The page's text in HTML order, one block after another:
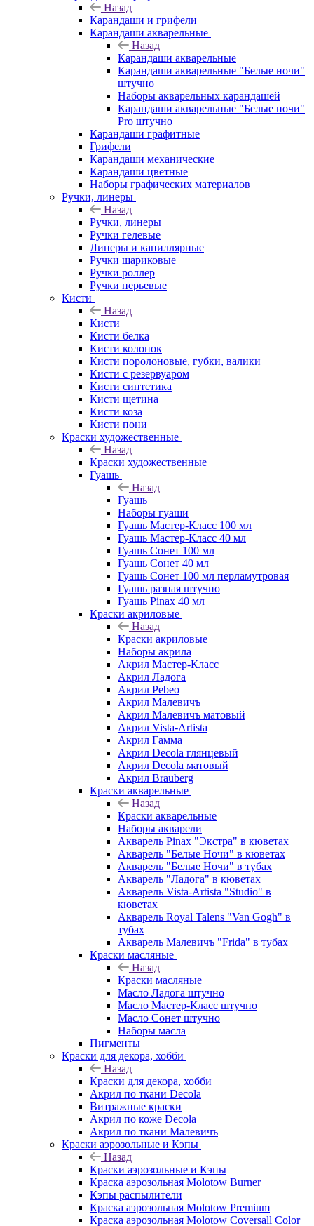
Назад
Карандаши и грифели
Карандаши акварельные
Назад
Карандаши акварельные
Карандаши акварельные "Белые ночи"
штучно
Наборы акварельных карандашей
Карандаши акварельные "Белые ночи"
Pro штучно
Карандаши графитные
Грифели
Карандаши механические
Карандаши цветные
Наборы графических материалов
Ручки, линеры
Назад
Ручки, линеры
Ручки гелевые
Линеры и капиллярные
Ручки шариковые
Ручки роллер
Ручки перьевые
Кисти
Назад
Кисти
Кисти белка
Кисти колонок
Кисти поролоновые, губки, валики
Кисти с резервуаром
Кисти синтетика
Кисти щетина
Кисти коза
Кисти пони
Краски художественные
Назад
Краски художественные
Гуашь
Назад
Гуашь
Наборы гуаши
Гуашь Мастер-Класс 100 мл
Гуашь Мастер-Класс 40 мл
Гуашь Сонет 100 мл
Гуашь Сонет 40 мл
Гуашь Сонет 100 мл перламутровая
Гуашь разная штучно
Гуашь Pinax 40 мл
Краски акриловые
Назад
Краски акриловые
Наборы акрила
Акрил Мастер-Класс
Акрил Ладога
Акрил Pebeo
Акрил Малевичъ
Акрил Малевичъ матовый
Акрил Vista-Artista
Акрил Гамма
Акрил Decola глянцевый
Акрил Decola матовый
Акрил Brauberg
Краски акварельные
Назад
Краски акварельные
Наборы акварели
Акварель Pinax "Экстра" в кюветах
Акварель "Белые Ночи" в кюветах
Акварель "Белые Ночи" в тубах
Акварель "Ладога" в кюветах
Акварель Vista-Artista "Studio" в
кюветах
Акварель Royal Talens "Van Gogh" в
тубах
Акварель Малевичъ "Frida" в тубах
Краски масляные
Назад
Краски масляные
Масло Ладога штучно
Масло Мастер-Класс штучно
Масло Сонет штучно
Наборы масла
Пигменты
Краски для декора, хобби
Назад
Краски для декора, хобби
Акрил по ткани Decola
Витражные краски
Акрил по коже Decola
Акрил по ткани Малевичъ
Краски аэрозольные и Кэпы
Назад
Краски аэрозольные и Кэпы
Краска аэрозольная Molotow Burner
Кэпы распылители
Краска аэрозольная Molotow Premium
Краска аэрозольная Molotow Coversall Color